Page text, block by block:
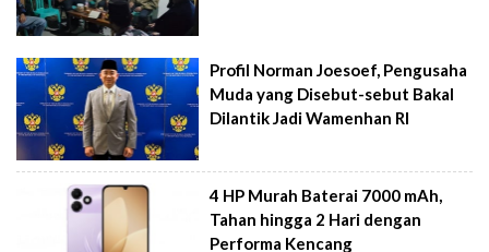
Profil Norman Joesoef, Pengusaha
Muda yang Disebut-sebut Bakal
Dilantik Jadi Wamenhan RI
4 HP Murah Baterai 7000 mAh,
Tahan hingga 2 Hari dengan
Performa Kencang